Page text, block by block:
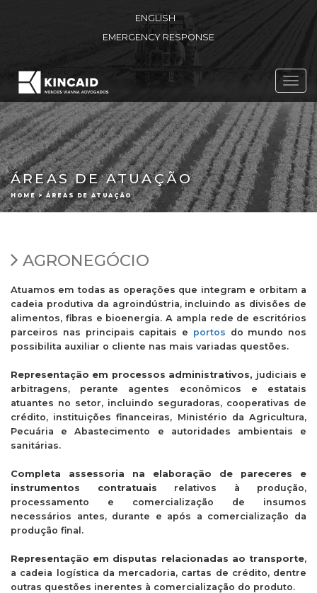
ENGLISH
EMERGENCY RESPONSE
ÁREAS DE ATUAÇÃO
HOME > ÁREAS DE ATUAÇÃO
AGRONEGÓCIO
Atuamos em todas as operações que integram e orbitam a
cadeia produtiva da agroindústria, incluindo as divisões de
alimentos, fibras e bioenergia. A ampla rede de escritórios
parceiros nas principais capitais e portos do mundo nos
possibilita auxiliar o cliente nas mais variadas questões.
Representação em processos administrativos, judiciais e
arbitragens, perante agentes econômicos e estatais
atuantes no setor, incluindo seguradoras, cooperativas de
crédito, instituições financeiras, Ministério da Agricultura,
Pecuária e Abastecimento e autoridades ambientais e
sanitárias.
Completa assessoria na elaboração de pareceres e
instrumentos contratuais relativos à produção,
processamento e comercialização de insumos
necessários antes, durante e após a comercialização da
produção final.
Representação em disputas relacionadas ao transporte,
a cadeia logística da mercadoria, cartas de crédito, dentre
outras questões inerentes à comercialização do produto.